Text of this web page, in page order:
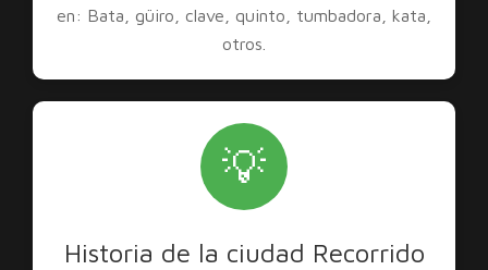
en: Bata, güiro, clave, quinto, tumbadora, kata,
otros.
💡
Historia de la ciudad Recorrido